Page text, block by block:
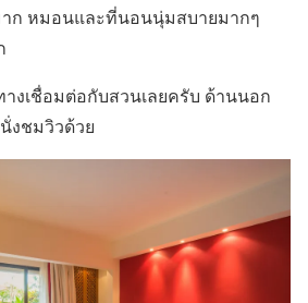
ก หมอนและที่นอนนุ่มสบายมากๆ
งเชื่อมต่อกับสวนเลยครับ ด้านนอก
งชมวิวด้วย